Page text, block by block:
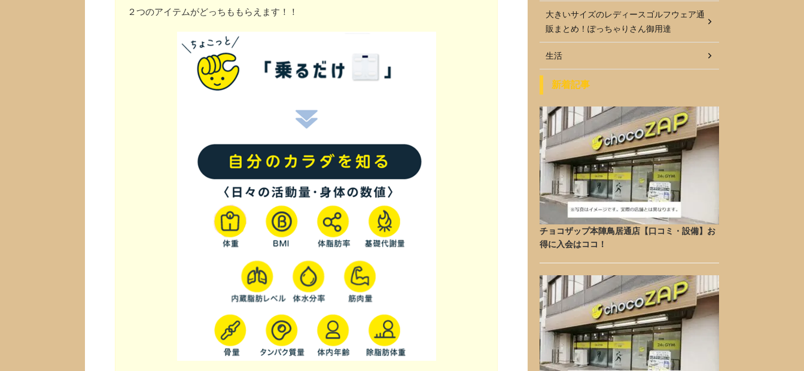
２つのアイテムがどっちももらえます！！
大きいサイズのレディースゴルフウェア通
販まとめ！ぽっちゃりさん御用達
生活
新着記事
チョコザップ本陣鳥居通店【口コミ・設備】お
得に入会はココ！